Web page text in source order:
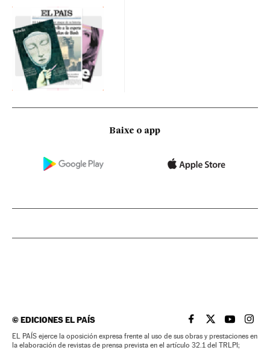
Baixe o app
©EDICIONES EL PAÍS EL PAÍS BRASIL EN
EL PAÍSEL PAÍS
EL
EL PAÍS ejerce la oposición expresa frente al uso de sus obras y prestaciones en
la elaboración de revistas de prensa prevista en el artículo 32.1 del TRLPI;